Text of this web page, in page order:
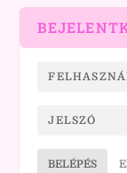
BELÉPÉS